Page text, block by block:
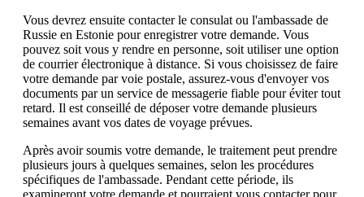
Vous devrez ensuite contacter le consulat ou l'ambassade de
Russie en Estonie pour enregistrer votre demande. Vous
pouvez soit vous y rendre en personne, soit utiliser une option
de courrier électronique à distance. Si vous choisissez de faire
votre demande par voie postale, assurez-vous d'envoyer vos
documents par un service de messagerie fiable pour éviter tout
retard. Il est conseillé de déposer votre demande plusieurs
semaines avant vos dates de voyage prévues.
Après avoir soumis votre demande, le traitement peut prendre
plusieurs jours à quelques semaines, selon les procédures
spécifiques de l'ambassade. Pendant cette période, ils
examineront votre demande et pourraient vous contacter pour